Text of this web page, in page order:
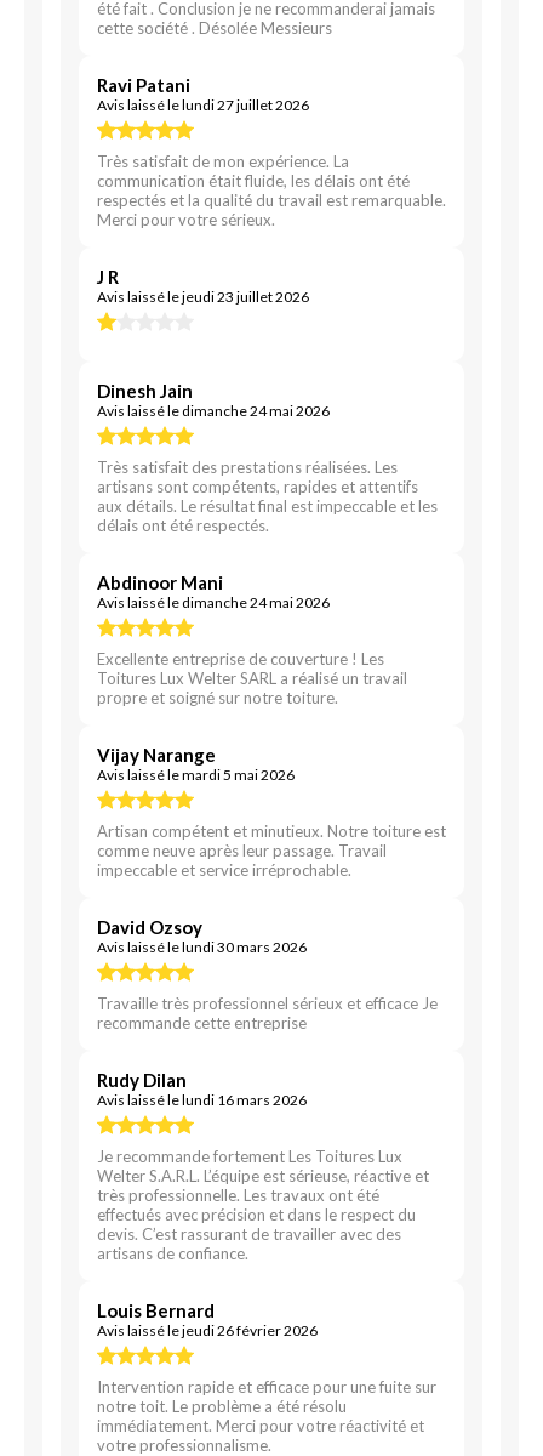
été fait . Conclusion je ne recommanderai jamais
cette société . Désolée Messieurs
Ravi Patani
Avis laissé le lundi 27 juillet 2026
Très satisfait de mon expérience. La
communication était fluide, les délais ont été
respectés et la qualité du travail est remarquable.
Merci pour votre sérieux.
J R
Avis laissé le jeudi 23 juillet 2026
Dinesh Jain
Avis laissé le dimanche 24 mai 2026
Très satisfait des prestations réalisées. Les
artisans sont compétents, rapides et attentifs
aux détails. Le résultat final est impeccable et les
délais ont été respectés.
Abdinoor Mani
Avis laissé le dimanche 24 mai 2026
Excellente entreprise de couverture ! Les
Toitures Lux Welter SARL a réalisé un travail
propre et soigné sur notre toiture.
Vijay Narange
Avis laissé le mardi 5 mai 2026
Artisan compétent et minutieux. Notre toiture est
comme neuve après leur passage. Travail
impeccable et service irréprochable.
David Ozsoy
Avis laissé le lundi 30 mars 2026
Travaille très professionnel sérieux et efficace Je
recommande cette entreprise
Rudy Dilan
Avis laissé le lundi 16 mars 2026
Je recommande fortement Les Toitures Lux
Welter S.A.R.L. L’équipe est sérieuse, réactive et
très professionnelle. Les travaux ont été
effectués avec précision et dans le respect du
devis. C’est rassurant de travailler avec des
artisans de confiance.
Louis Bernard
Avis laissé le jeudi 26 février 2026
Intervention rapide et efficace pour une fuite sur
notre toit. Le problème a été résolu
immédiatement. Merci pour votre réactivité et
votre professionnalisme.